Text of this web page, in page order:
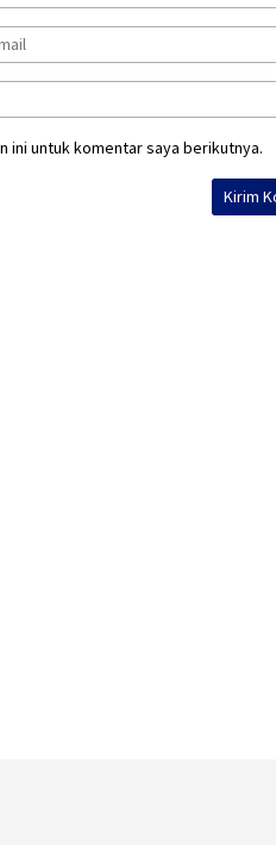
ini untuk komentar saya berikutnya.